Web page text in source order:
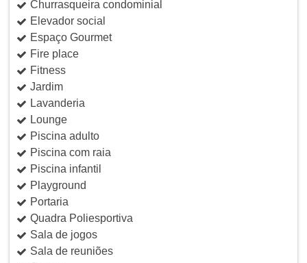
Churrasqueira condominial
Elevador social
Espaço Gourmet
Fire place
Fitness
Jardim
Lavanderia
Lounge
Piscina adulto
Piscina com raia
Piscina infantil
Playground
Portaria
Quadra Poliesportiva
Sala de jogos
Sala de reuniões